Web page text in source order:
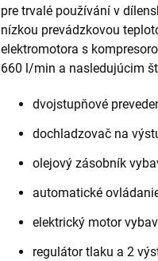
pre trvalé používání v
nízkou prevádzkovou
elektromotora s
660 l/min a nasledujúcim
dvojstupňové
dochladzovač na
olejový zásobník
automatické
elektrický motor
regulátor tlaku a 2